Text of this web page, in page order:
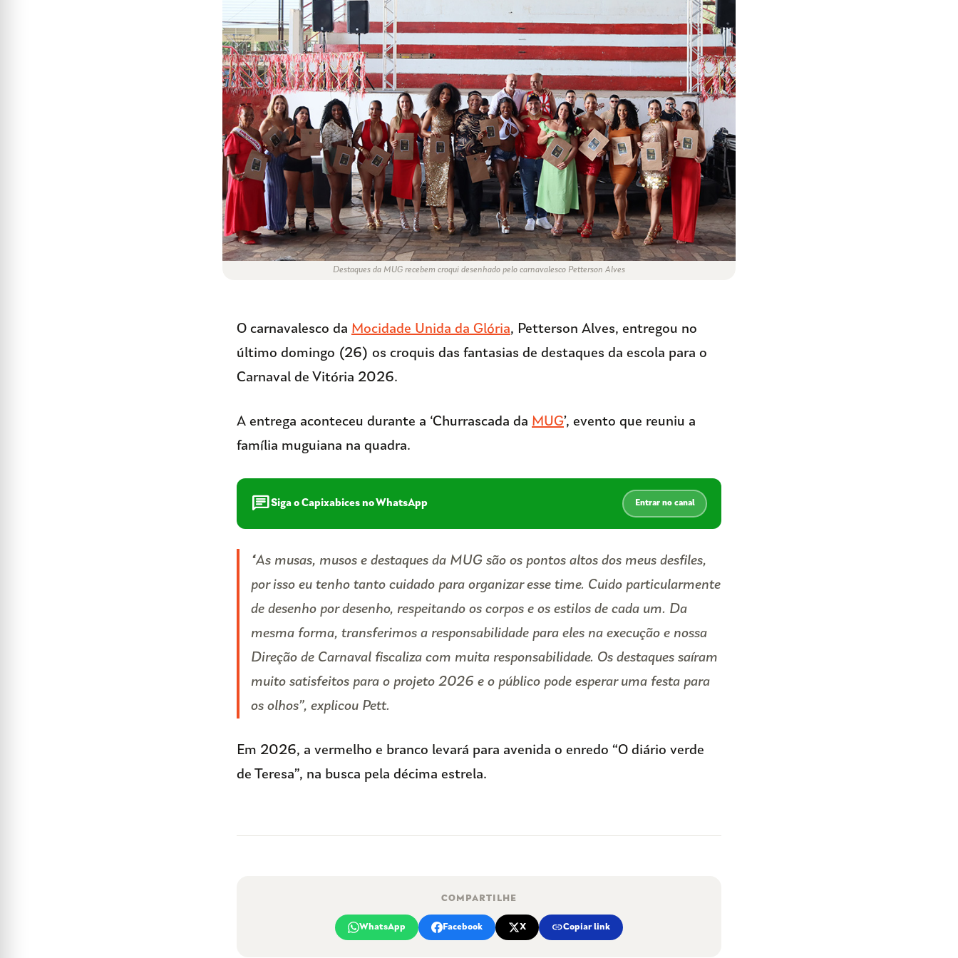
Destaques da MUG recebem croqui desenhado pelo carnavalesco Petterson Alves
O carnavalesco da Mocidade Unida da Glória, Petterson Alves, entregou no
último domingo (26) os croquis das fantasias de destaques da escola para o
Carnaval de Vitória 2026.
A entrega aconteceu durante a ‘Churrascada da MUG’, evento que reuniu a
família muguiana na quadra.
chatSiga o Capixabices no WhatsApp Entrar no canal
“As musas, musos e destaques da MUG são os pontos altos dos meus desfiles,
por isso eu tenho tanto cuidado para organizar esse time. Cuido particularmente
de desenho por desenho, respeitando os corpos e os estilos de cada um. Da
mesma forma, transferimos a responsabilidade para eles na execução e nossa
Direção de Carnaval fiscaliza com muita responsabilidade. Os destaques saíram
muito satisfeitos para o projeto 2026 e o público pode esperar uma festa para
os olhos”, explicou Pett.
Em 2026, a vermelho e branco levará para avenida o enredo “O diário verde
de Teresa”, na busca pela décima estrela.
COMPARTILHE
WhatsApp Facebook X linkCopiar link